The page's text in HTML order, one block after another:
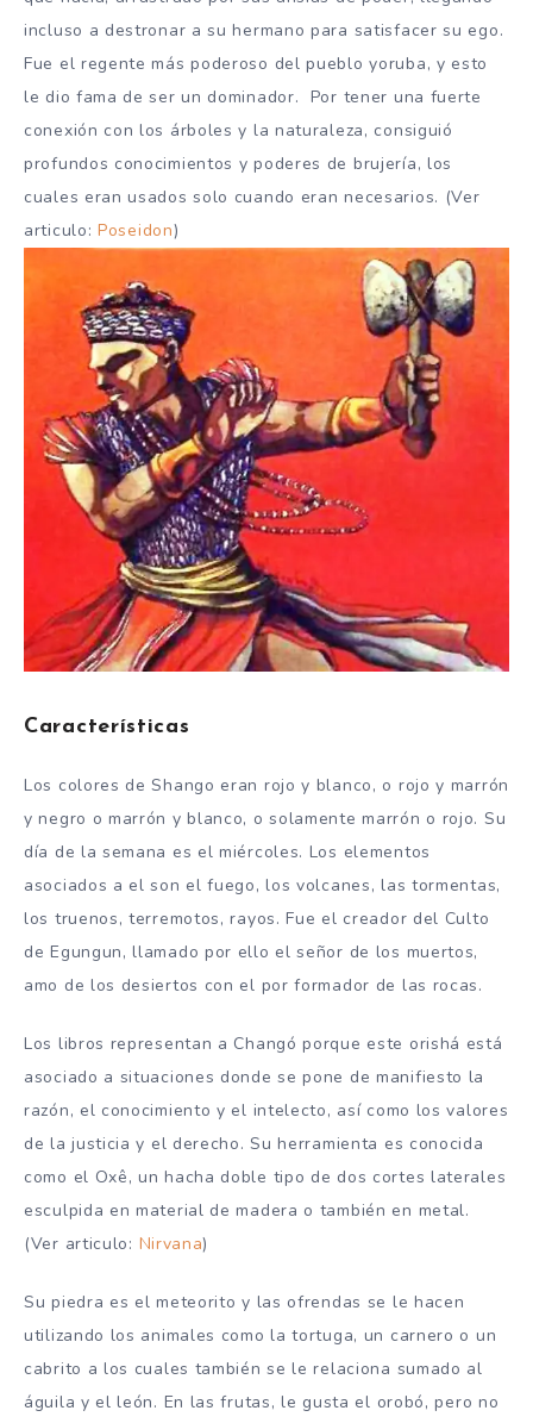
incluso a destronar a su hermano para satisfacer su ego.
Fue el regente más poderoso del pueblo yoruba, y esto
le dio fama de ser un dominador. Por tener una fuerte
conexión con los árboles y la naturaleza, consiguió
profundos conocimientos y poderes de brujería, los
cuales eran usados solo cuando eran necesarios. (Ver
articulo:Poseidon)
Características
Los colores de Shango eran rojo y blanco, o rojo y marrón
y negro o marrón y blanco, o solamente marrón o rojo. Su
día de la semana es el miércoles. Los elementos
asociados a el son el fuego, los volcanes, las tormentas,
los truenos, terremotos, rayos. Fue el creador del Culto
de Egungun, llamado por ello el señor de los muertos,
amo de los desiertos con el por formador de las rocas.
Los libros representan a Changó porque este orishá está
asociado a situaciones donde se pone de manifiesto la
razón, el conocimiento y el intelecto, así como los valores
de la justicia y el derecho. Su herramienta es conocida
como el Oxê, un hacha doble tipo de dos cortes laterales
esculpida en material de madera o también en metal.
(Ver articulo: Nirvana)
Su piedra es el meteorito y las ofrendas se le hacen
utilizando los animales como la tortuga, un carnero o un
cabrito a los cuales también se le relaciona sumado al
águila y el león. En las frutas, le gusta el orobó, pero no